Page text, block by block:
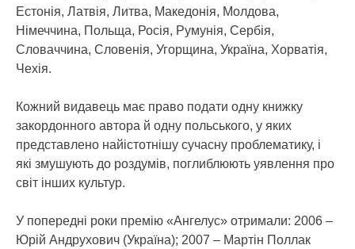
Естонія, Латвія, Литва, Македонія, Молдова,
Німеччина, Польща, Росія, Румунія, Сербія,
Словаччина, Словенія, Угорщина, Україна, Хорватія,
Чехія.
Кожний видавець має право подати одну книжку
закордонного автора й одну польського, у яких
представлено найістотнішу сучасну проблематику, і
які змушують до роздумів, поглиблюють уявлення про
світ інших культур.
У попередні роки премію «Ангелус» отримали: 2006 –
Юрій Андрухович (Україна); 2007 – Мартін Поллак